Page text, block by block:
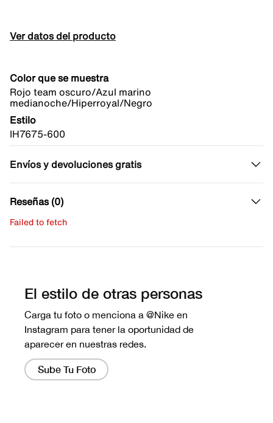
Ver datos del producto
Color que se muestra
Rojo team oscuro/Azul marino
medianoche/Hiperroyal/Negro
Estilo
IH7675-600
Envíos y devoluciones gratis
Reseñas (0)
Failed to fetch